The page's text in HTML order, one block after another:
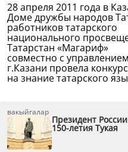
28 апреля 2011 года в
Доме дружбы народов
работников татарского
национального
Татарстан «Магариф»
совместно с
г.Казани провела конкурс
на знание татарского
вакыйгалар
Президент
150-летия Тукая